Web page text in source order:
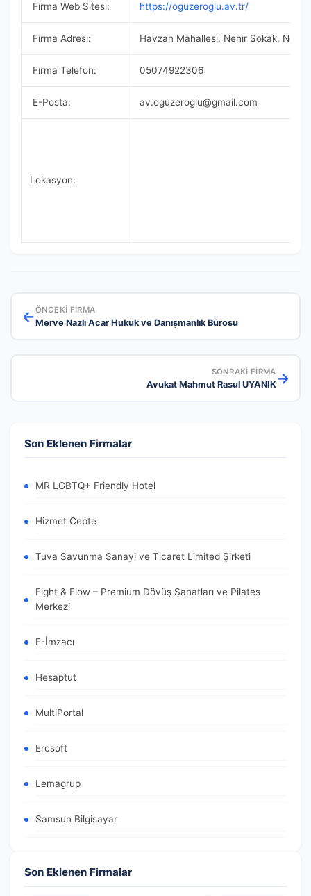
Firma Web Sitesi: https://oguzeroglu.av.tr/
Firma Adresi: Havzan Mahallesi, Nehir Sokak, No:
Firma Telefon: 05074922306
E-Posta: av.oguzeroglu@gmail.com
Lokasyon:
←ÖNCEKI FIRMA
Merve Nazlı Acar Hukuk ve Danışmanlık Bürosu
SONRAKI FIRMA
Avukat Mahmut Rasul UYANIK→
Son Eklenen Firmalar
MR LGBTQ+ Friendly Hotel
Hizmet Cepte
Tuva Savunma Sanayi ve Ticaret Limited Şirketi
Fight & Flow – Premium Dövüş Sanatları ve Pilates
Merkezi
E-İmzacı
Hesaptut
MultiPortal
Ercsoft
Lemagrup
Samsun Bilgisayar
Son Eklenen Firmalar